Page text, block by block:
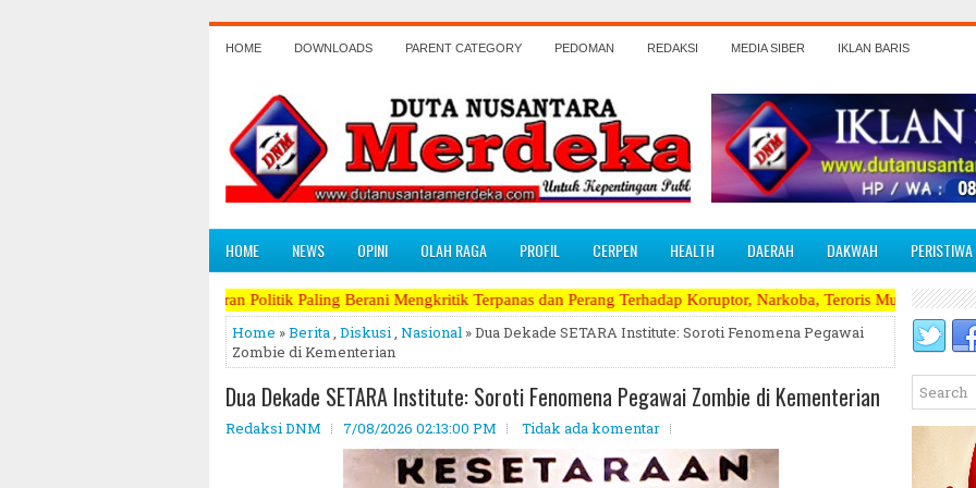
HOME DOWNLOADS PARENT CATEGORY PEDOMAN REDAKSI MEDIA SIBER IKLAN BARIS
HOME NEWS OPINI OLAH RAGA PROFIL CERPEN HEALTH DAERAH DAKWAH PERISTIWA
Beda, Koran Politik Paling Berani Mengkritik Terpanas dan Perang Terhadap Koruptor, Narkoba, Teroris Musuh Rakyat ~~~~~>>>>>
Home »Berita, Diskusi, Nasional » Dua Dekade SETARA Institute: Soroti Fenomena Pegawai
Zombie di Kementerian
Dua Dekade SETARA Institute: Soroti Fenomena Pegawai Zombie di Kementerian
Redaksi DNM 7/08/2026 02:13:00 PM Tidak ada komentar